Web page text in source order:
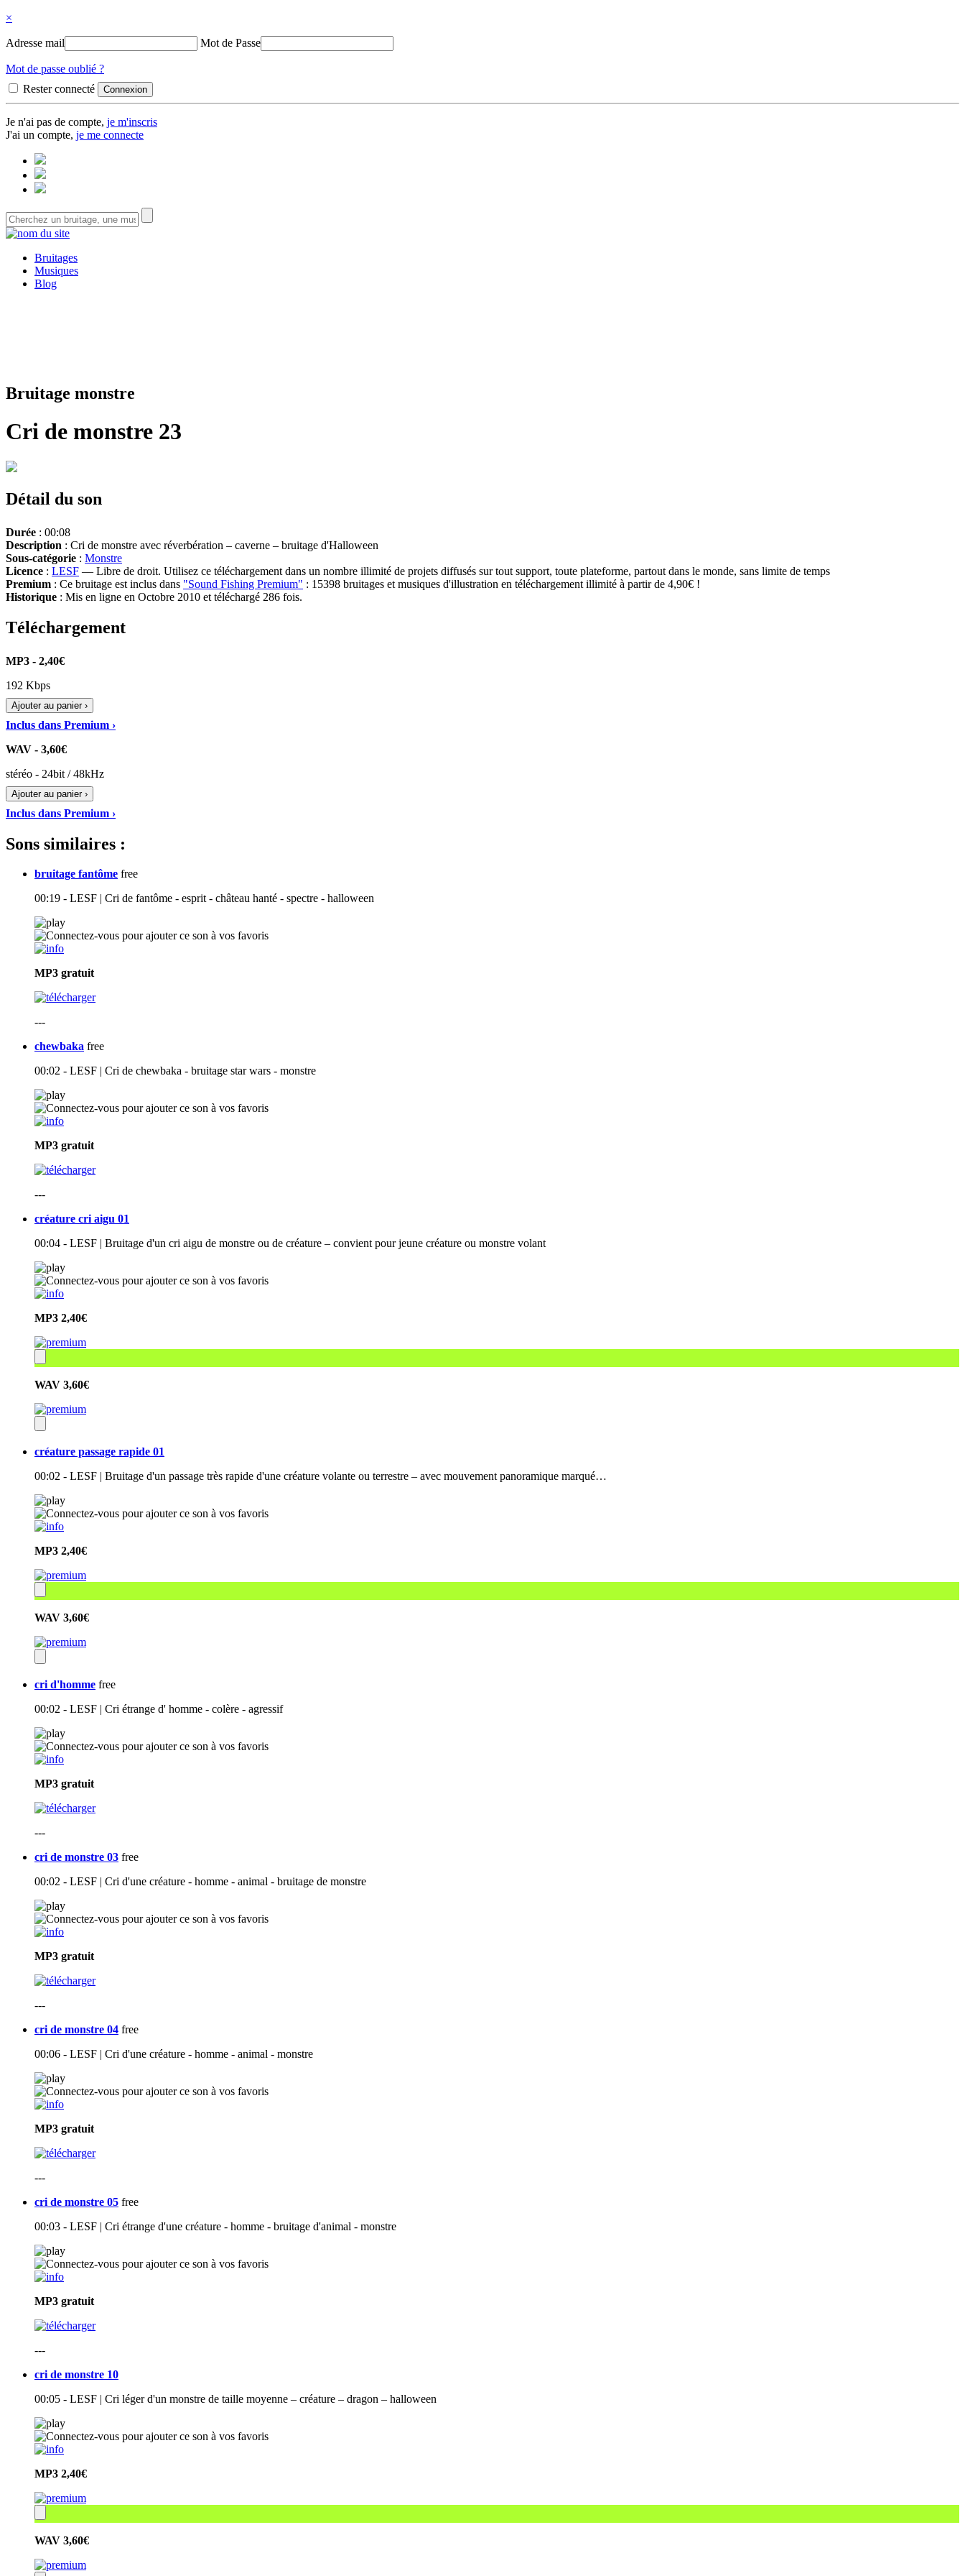
×
Adresse mail Mot de Passe
Mot de passe oublié ?
Rester connecté
Je n'ai pas de compte, je m'inscris
J'ai un compte, je me connecte
Bruitages
Musiques
Blog
Bruitage monstre
Cri de monstre 23
Détail du son
Durée : 00:08
Description : Cri de monstre avec réverbération – caverne – bruitage d'Halloween
Sous-catégorie : Monstre
Licence : LESF — Libre de droit. Utilisez ce téléchargement dans un nombre illimité de projets diffusés sur tout support, toute plateforme, partout dans le monde, sans limite de temps
Premium : Ce bruitage est inclus dans "Sound Fishing Premium" : 15398 bruitages et musiques d'illustration en téléchargement illimité à partir de 4,90€ !
Historique : Mis en ligne en Octobre 2010 et téléchargé 286 fois.
Téléchargement
MP3 - 2,40€
192 Kbps
Ajouter au panier ›
Inclus dans Premium ›
WAV - 3,60€
stéréo - 24bit / 48kHz
Ajouter au panier ›
Inclus dans Premium ›
Sons similaires :
bruitage fantôme free
00:19 - LESF | Cri de fantôme - esprit - château hanté - spectre - halloween
MP3 gratuit
---
chewbaka free
00:02 - LESF | Cri de chewbaka - bruitage star wars - monstre
MP3 gratuit
---
créature cri aigu 01
00:04 - LESF | Bruitage d'un cri aigu de monstre ou de créature – convient pour jeune créature ou monstre volant
MP3 2,40€
WAV 3,60€
créature passage rapide 01
00:02 - LESF | Bruitage d'un passage très rapide d'une créature volante ou terrestre – avec mouvement panoramique marqué…
MP3 2,40€
WAV 3,60€
cri d'homme free
00:02 - LESF | Cri étrange d' homme - colère - agressif
MP3 gratuit
---
cri de monstre 03 free
00:02 - LESF | Cri d'une créature - homme - animal - bruitage de monstre
MP3 gratuit
---
cri de monstre 04 free
00:06 - LESF | Cri d'une créature - homme - animal - monstre
MP3 gratuit
---
cri de monstre 05 free
00:03 - LESF | Cri étrange d'une créature - homme - bruitage d'animal - monstre
MP3 gratuit
---
cri de monstre 10
00:05 - LESF | Cri léger d'un monstre de taille moyenne – créature – dragon – halloween
MP3 2,40€
WAV 3,60€